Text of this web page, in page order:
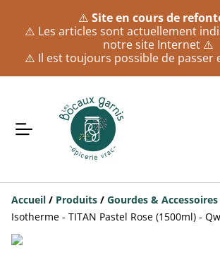
⚠️ Site en cours de
⚠️ Les articles sont actuellement
notre site Internet ⚠️
⚠️ Il est toujours possible de passer
Accueil / Produits / Gourdes & Accessoires
Isotherme - TITAN Pastel Rose (1500ml) -